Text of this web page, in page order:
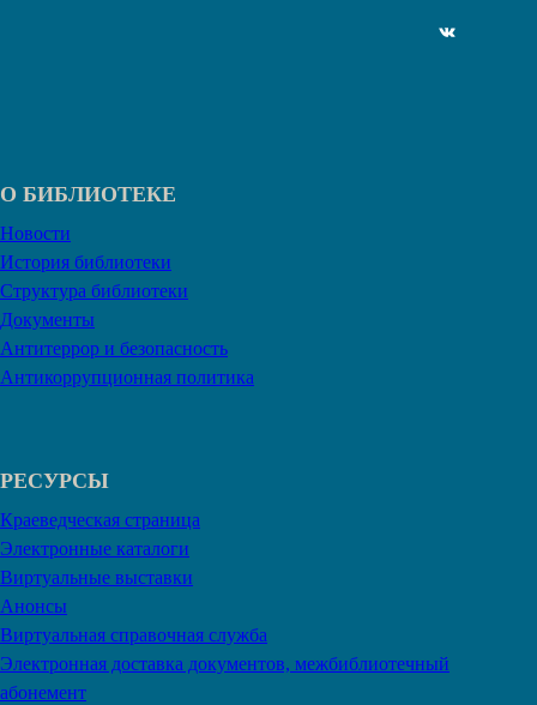
ВКонтакте
О БИБЛИОТЕКЕ
Новости
История библиотеки
Структура библиотеки
Документы
Антитеррор и безопасность
Антикоррупционная политика
РЕСУРСЫ
Краеведческая страница
Электронные каталоги
Виртуальные выставки
Анонсы
Виртуальная справочная служба
Электронная доставка документов, межбиблиотечный
абонемент